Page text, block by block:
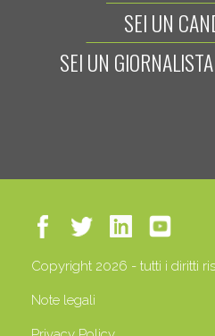
SEI UN
SEI UN
Copyright 2026 - tutti i diritti
Note legali